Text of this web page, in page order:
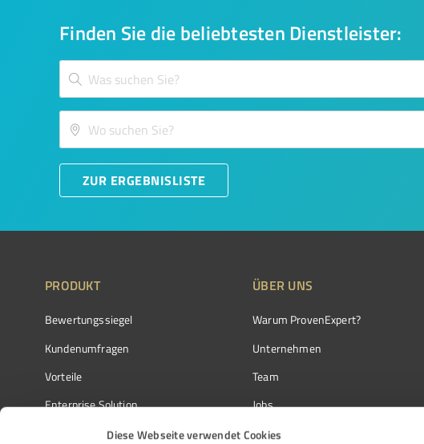
Diese Webseite verwendet Cookies
Finden Sie die beliebtesten Dienstleister:
ZUR ERGEBNISLISTE
PRODUKT
Bewertungssiegel
Kundenumfragen
Vorteile
Enterprise Solution
Partnerprogramm
ÜBER UNS
Warum ProvenExpert?
Unternehmen
Team
Jobs
Kundenstimmen